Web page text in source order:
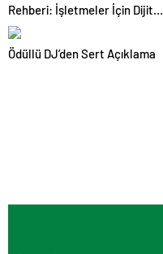
Rehberi: İşletmeler İçin Dijital
Görünürlüğün Anahtarı
Ödüllü DJ’den Sert Açıklama